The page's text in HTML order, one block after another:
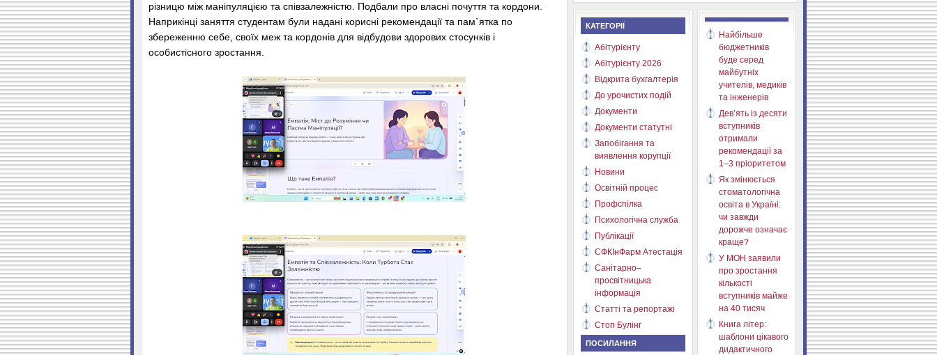
різницю між маніпуляцією та співзалежністю. Подбали про власні почуття та кордони.
Наприкінці заняття студентам були надані корисні рекомендації та пам`ятка по
збереженню себе, своїх меж та кордонів для відбудови здорових стосунків і
особистісного зростання.
КАТЕГОРІЇ
Абітурієнту
Абітурієнту 2026
Відкрита бухгалтерія
До урочистих подій
Документи
Документи статутні
Запобігання та
виявлення корупції
Новини
Освітній процес
Профспілка
Психологічна служба
Публікації
СФКІнФарм Атестація
Санітарно–
просвітницька
інформація
Статті та репортажі
Стоп Булінг
ПОСИЛАННЯ
Найбільше
бюджетників
буде серед
майбутніх
учителів, медиків
та інженерів
Дев’ять із десяти
вступників
отримали
рекомендації за
1–3 пріоритетом
Як змінюється
стоматологічна
освіта в Україні:
чи завжди
дорожче означає
краще?
У МОН заявили
про зростання
кількості
вступників майже
на 40 тисяч
Книга літер:
шаблони цікавого
дидактичного